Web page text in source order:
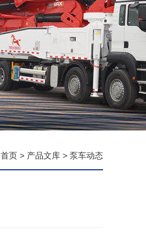
首页 > 产品文库 > 泵车动态